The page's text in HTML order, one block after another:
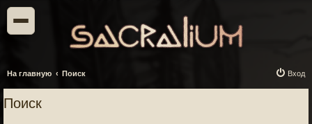
На главную Поиск Вход
Поиск